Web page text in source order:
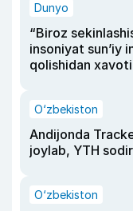
Dunyo
“Biroz
insoniyat sun’iy
qolishidan
O‘zbekiston
Andijonda
joylab, YTH
O‘zbekiston